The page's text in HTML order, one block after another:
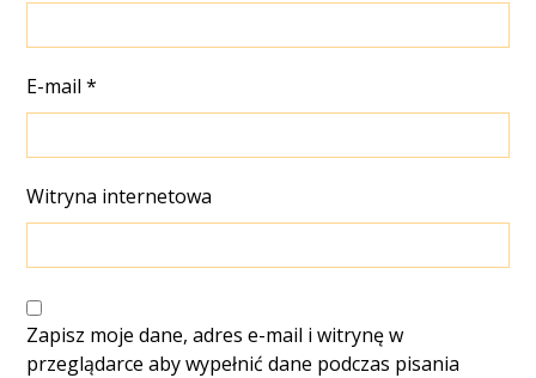
E-mail*
Witryna internetowa
Zapisz moje dane, adres e-mail i witrynę w
przeglądarce aby wypełnić dane podczas pisania